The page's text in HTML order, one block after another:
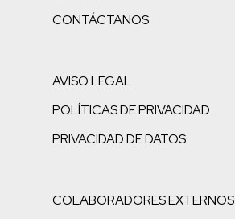
CONTÁCTANOS
AVISO LEGAL
POLÍTICAS DE PRIVACIDAD
PRIVACIDAD DE DATOS
COLABORADORES EXTERNOS